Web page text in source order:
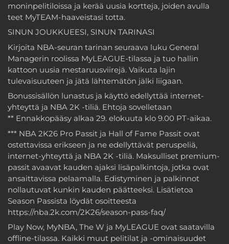
moninpelitiloissa ja kerää uusia kortteja, joiden avulla
teet MyTEAM-haaveistasi totta.
SINUN JOUKKUEESI, SINUN TARINASI
Kirjoita NBA-seuran tarinan seuraava luku General
Managerin roolissa MyLEAGUE-tilassa ja tuo hallin
kattoon uusia mestaruusviirejä. Vaikuta lajin
tulevaisuuteen ja jätä lähtemätön jälki liigaan.
Bonussisällön lunastus ja käyttö edellyttää internet-
yhteyttä ja NBA 2K -tiliä. Ehtoja sovelletaan
** Ennakkopääsy alkaa 29. elokuuta klo 9.00 PT-aikaa.
*** NBA 2K26 Pro Passit ja Hall of Fame Passit ovat
ostettavissa erikseen ja ne edellyttävät peruspeliä,
internet-yhteyttä ja NBA 2K -tiliä. Maksulliset premium-
passit avaavat kauden ajaksi lisäpalkintoja, jotka ovat
ansaittavissa pelaamalla. Edistyminen ja palkinnot
nollautuvat kunkin kauden päätteeksi. Lisätietoa
Season Passista löydät osoitteesta
https://nba.2k.com/2K26/season-pass-faq/
Play Now, MyNBA, The W ja MyLEAGUE ovat saatavilla
offline-tilassa. Kaikki muut pelitilat ja -ominaisuudet